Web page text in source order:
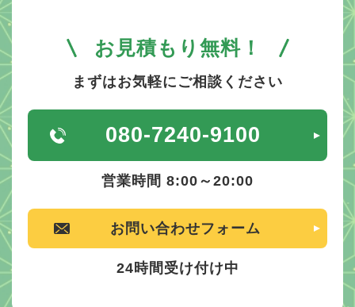
お見積もり無料！
まずはお気軽にご相談ください
080-7240-9100
営業時間 8:00～20:00
お問い合わせフォーム
24時間受け付け中